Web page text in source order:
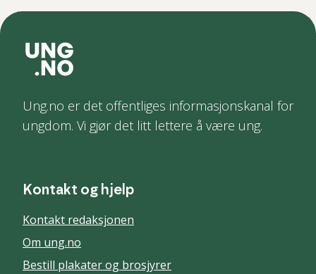
Ung.no er det offentliges informasjonskanal for
ungdom. Vi gjør det litt lettere å være ung.
Kontakt og hjelp
Kontakt redaksjonen
Om ung.no
Bestill plakater og brosjyrer